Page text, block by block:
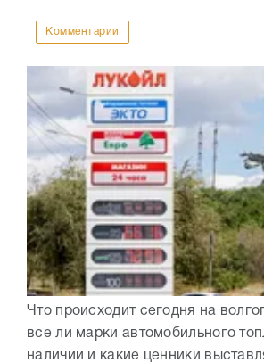
Комментарии
Что происходит сегодня на
все ли марки автомобильного
наличии и какие ценники